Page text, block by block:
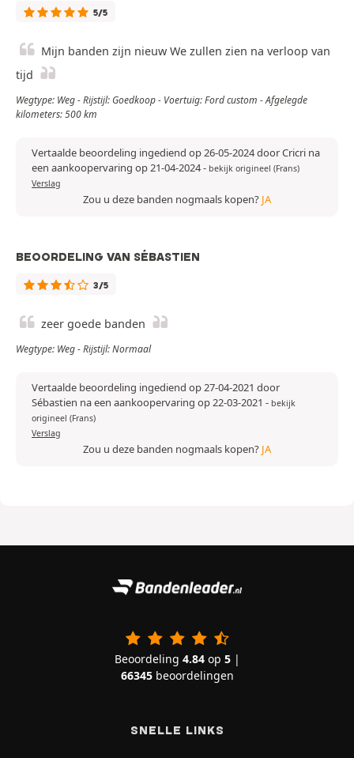
5/5
Mijn banden zijn nieuw We zullen zien na verloop van
tijd
Wegtype: Weg - Rijstijl: Goedkoop - Voertuig: Ford custom - Afgelegde
kilometers: 500 km
Vertaalde beoordeling ingediend op 26-05-2024 door Cricri na
een aankoopervaring op 21-04-2024- bekijk origineel (Frans)
Verslag
Zou u deze banden nogmaals kopen? JA
BEOORDELING VAN SÉBASTIEN
3/5
zeer goede banden
Wegtype: Weg - Rijstijl: Normaal
Vertaalde beoordeling ingediend op 27-04-2021 door
Sébastien na een aankoopervaring op 22-03-2021 - bekijk
origineel (Frans)
Verslag
Zou u deze banden nogmaals kopen? JA
Beoordeling 4.84op 5|
66345beoordelingen
SNELLE LINKS